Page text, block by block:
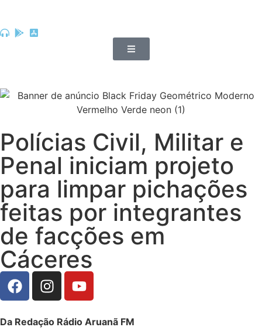
Polícias Civil, Militar e
Penal iniciam projeto
para limpar pichações
feitas por integrantes
de facções em
Cáceres
Da Redação Rádio Aruanã FM